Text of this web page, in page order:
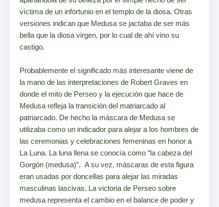
víctima de un infortunio en el templo de la diosa. Otras
versiones indican que Medusa se jactaba de ser más
bella que la diosa virgen, por lo cual de ahí vino su
castigo.
Probablemente el significado más interesante viene de
la mano de las interpretaciones de Robert Graves en
donde el mito de Perseo y la ejecución que hace de
Medusa refleja la transición del matriarcado al
patriarcado. De hecho la máscara de Medusa se
utilizaba como un indicador para alejar a los hombres de
las ceremonias y celebraciones femeninas en honor a
La Luna. La luna llena se conocía como “la cabeza del
Gorgón (medusa)”. A su vez, máscaras de esta figura
eran usadas por doncellas para alejar las miradas
masculinas lascivas. La victoria de Perseo sobre
medusa representa el cambio en el balance de poder y